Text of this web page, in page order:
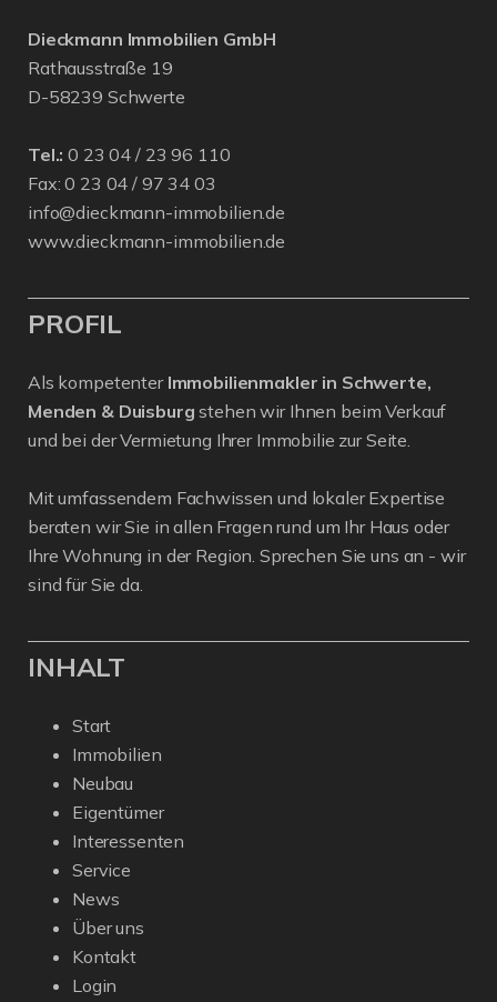
Dieckmann Immobilien GmbH
Rathausstraße 19
D-58239 Schwerte
Tel.: 0 23 04 / 23 96 110
Fax: 0 23 04 / 97 34 03
info@dieckmann-immobilien.de
www.dieckmann-immobilien.de
PROFIL
Als kompetenter Immobilienmakler in Schwerte,
Menden & Duisburg stehen wir Ihnen beim Verkauf
und bei der Vermietung Ihrer Immobilie zur Seite.
Mit umfassendem Fachwissen und lokaler Expertise
beraten wir Sie in allen Fragen rund um Ihr Haus oder
Ihre Wohnung in der Region. Sprechen Sie uns an - wir
sind für Sie da.
INHALT
Start
Immobilien
Neubau
Eigentümer
Interessenten
Service
News
Über uns
Kontakt
Login